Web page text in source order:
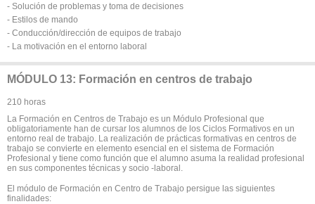
- Solución de problemas y toma de decisiones
- Estilos de mando
- Conducción/dirección de equipos de trabajo
- La motivación en el entorno laboral
MÓDULO 13: Formación en centros de trabajo
210 horas
La Formación en Centros de Trabajo es un Módulo Profesional que
obligatoriamente han de cursar los alumnos de los Ciclos Formativos en un
entorno real de trabajo. La realización de prácticas formativas en centros de
trabajo se convierte en elemento esencial en el sistema de Formación
Profesional y tiene como función que el alumno asuma la realidad profesional
en sus componentes técnicas y socio -laboral.
El módulo de Formación en Centro de Trabajo persigue las siguientes
finalidades: